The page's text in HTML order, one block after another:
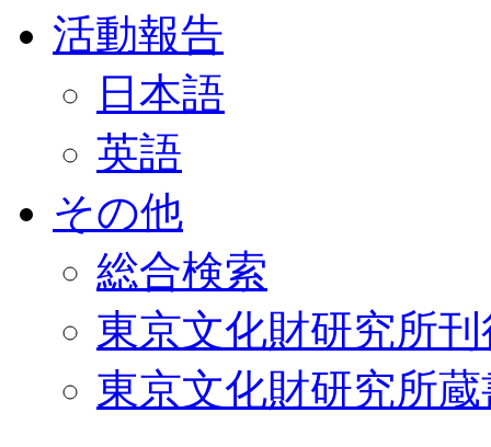
活動報告
日本語
英語
その他
総合検索
東京文化財研究所
東京文化財研究所